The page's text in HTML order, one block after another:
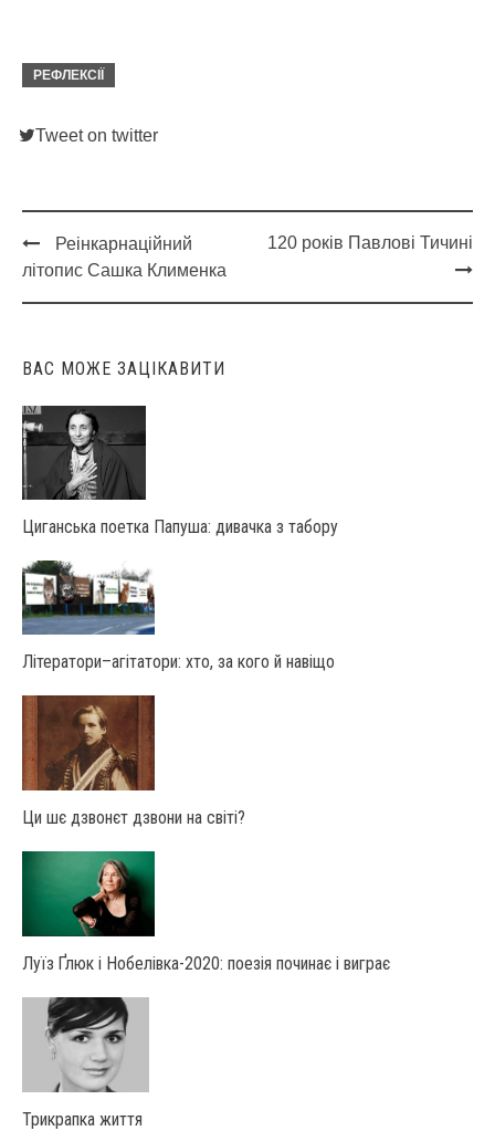
РЕФЛЕКСІЇ
Tweet on twitter
Post
navigation
Реінкарнаційний
літопис Сашка Клименка
120 років Павлові Тичині
ВАС МОЖЕ ЗАЦІКАВИТИ
Циганська поетка Папуша: дивачка з табору
Літератори–агітатори: хто, за кого й навіщо
Ци шє дзвонєт дзвони на світі?
Луїз Ґлюк і Нобелівка-2020: поезія починає і виграє
Трикрапка життя